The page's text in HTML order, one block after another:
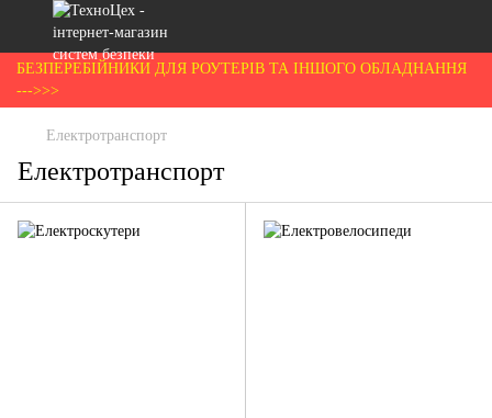
БЕЗПЕРЕБІЙНИКИ ДЛЯ РОУТЕРІВ ТА ІНШОГО ОБЛАДНАННЯ
--->>>
Електротранспорт
Електротранспорт